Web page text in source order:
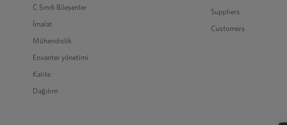
C Sınıfı Bileşenler
İmalat
Mühendislik
Envanter yönetimi
Kalite
Dağıtım
Suppliers
Customers